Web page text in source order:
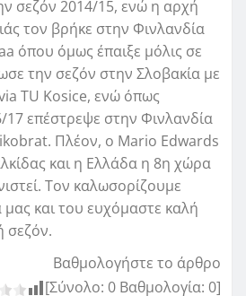
σεζόν 2014/15, ενώ η αρχή
τον βρήκε στην Φινλανδία
όπου όμως έπαιξε μόλις σε
την σεζόν στην Σλοβακία με
TU Kosice, ενώ όπως
επέστρεψε στην Φινλανδία
Πλέον, ο Mario Edwards
και η Ελλάδα η 8η χώρα
Τον καλωσορίζουμε
και του ευχόμαστε καλή
σεζόν.
Βαθμολογήστε το άρθρο
[Σύνολο: 0 Βαθμολογία: 0]